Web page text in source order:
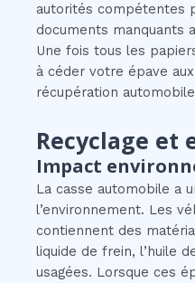
autorités compétentes
documents manquants
Une fois tous les
à céder votre épave
récupération
Recyclage et
Impact
La casse automobile a
l’environnement. Les
contiennent des
liquide de frein, l’huile
usagées. Lorsque ces